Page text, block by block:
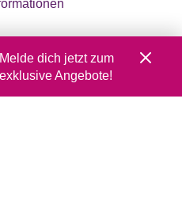
Melde dich jetzt zum
Angebote!